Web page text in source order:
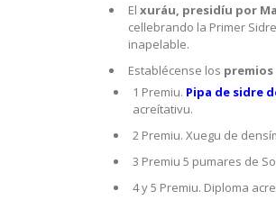
El xuráu, presidíu por
cellebrando la Primer Sidre
inapelable.
Establécense los
1 Premiu. Pipa de sidre
acreítativu.
2 Premiu. Xuegu de
3 Premiu 5 pumares de
4 y 5 Premiu. Diploma